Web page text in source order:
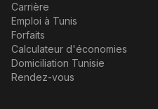
Carrière
Emploi à Tunis
Forfaits
Calculateur d'économies
Domiciliation Tunisie
Rendez-vous